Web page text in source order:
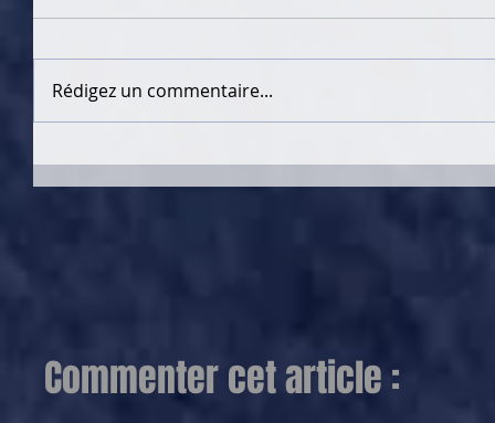
Rédigez un commentaire...
Commenter cet article :